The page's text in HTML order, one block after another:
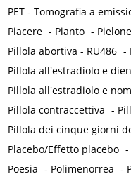
PET - Tomografia a
Piacere - Pianto -
Pillola abortiva - RU486 -
Pillola all'estradiolo e
Pillola all'estradiolo e
Pillola contraccettiva -
Pillola dei cinque giorni
Placebo/Effetto placebo -
Poesia - Polimenorrea -